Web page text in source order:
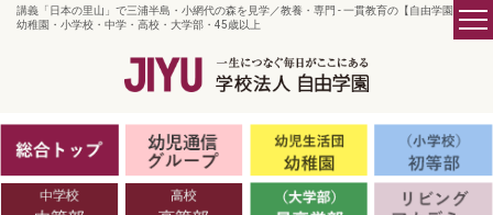
講義「日本の里山」で三浦半島・小網代の森を見学／教養・専門 - 一貫教育の【自由学園】／
幼稚園・小学校・中学・高校・大学部・45歳以上